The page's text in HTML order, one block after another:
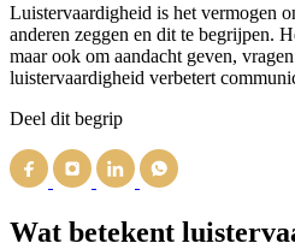
Luistervaardigheid is het vermogen
anderen zeggen en dit te begrijpen.
maar ook om aandacht geven,
luistervaardigheid verbetert
Deel dit begrip
Wat betekent